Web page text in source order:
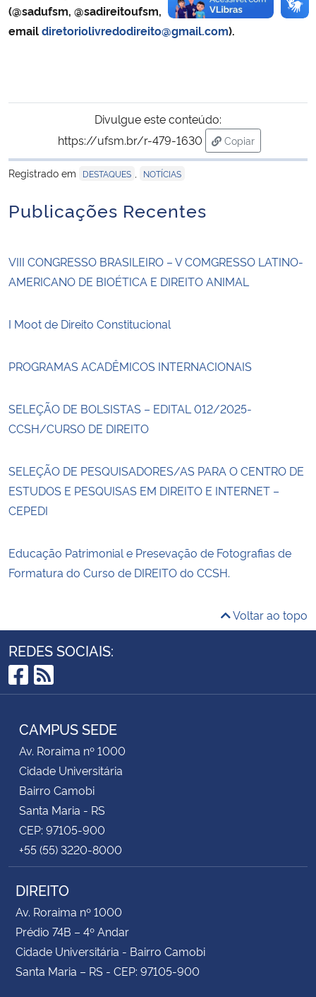
(@sadufsm, @sadireitoufsm,
emaildiretoriolivredodireito@gmail.com).
Divulgue este conteúdo:
https://ufsm.br/r-479-1630
Copiar
para área de
Registrado em
DESTAQUES NOTÍCIAS
Publicações Recentes
VIII CONGRESSO BRASILEIRO – V COMGRESSO LATINO-
AMERICANO DE BIOÉTICA E DIREITO ANIMAL
I Moot de Direito Constitucional
PROGRAMAS ACADÊMICOS INTERNACIONAIS
SELEÇÃO DE BOLSISTAS – EDITAL 012/2025-
CCSH/CURSO DE DIREITO
SELEÇÃO DE PESQUISADORES/AS PARA O CENTRO DE
ESTUDOS E PESQUISAS EM DIREITO E INTERNET –
CEPEDI
Educação Patrimonial e Presevação de Fotografias de
Formatura do Curso de DIREITO do CCSH.
Voltar ao topo
REDES SOCIAIS:
Facebook
RSS
CAMPUS SEDE
Av. Roraima nº 1000
Cidade Universitária
Bairro Camobi
Santa Maria - RS
CEP: 97105-900
+55 (55) 3220-8000
DIREITO
Av. Roraima nº 1000
Prédio 74B – 4º Andar
Cidade Universitária - Bairro Camobi
Santa Maria – RS - CEP: 97105-900